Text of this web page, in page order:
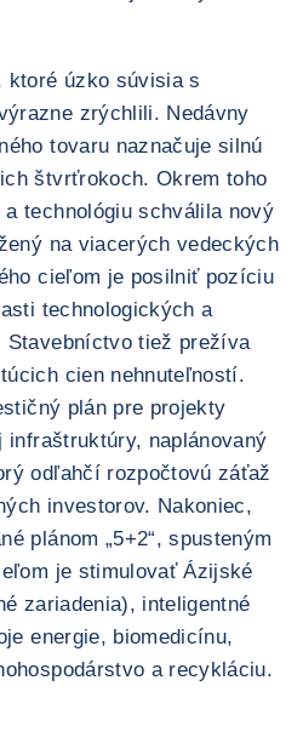
ktoré úzko súvisia s
zrýchlili. Nedávny
tovaru naznačuje silnú
štvrťrokoch. Okrem toho
a technológiu schválila nový
na viacerých vedeckých
cieľom je posilniť pozíciu
technologických a
tiež prežíva
cien nehnuteľností.
plán pre projekty
infraštruktúry, naplánovaný
odľahčí rozpočtovú záťaž
investorov. Nakoniec,
plánom „5+2“, spusteným
je stimulovať Ázijské
zariadenia), inteligentné
energie, biomedicínu,
a recykláciu.